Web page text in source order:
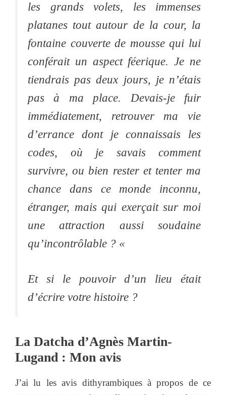
les grands volets, les immenses
platanes tout autour de la cour, la
fontaine couverte de mousse qui lui
conférait un aspect féerique. Je ne
tiendrais pas deux jours, je n’étais
pas à ma place. Devais-je fuir
immédiatement, retrouver ma vie
d’errance dont je connaissais les
codes, où je savais comment
survivre, ou bien rester et tenter ma
chance dans ce monde inconnu,
étranger, mais qui exerçait sur moi
une attraction aussi soudaine
qu’incontrôlable ? «
Et si le pouvoir d’un lieu était
d’écrire votre histoire ?
La Datcha d’Agnès Martin-
Lugand : Mon avis
J’ai lu les avis dithyrambiques à propos de ce